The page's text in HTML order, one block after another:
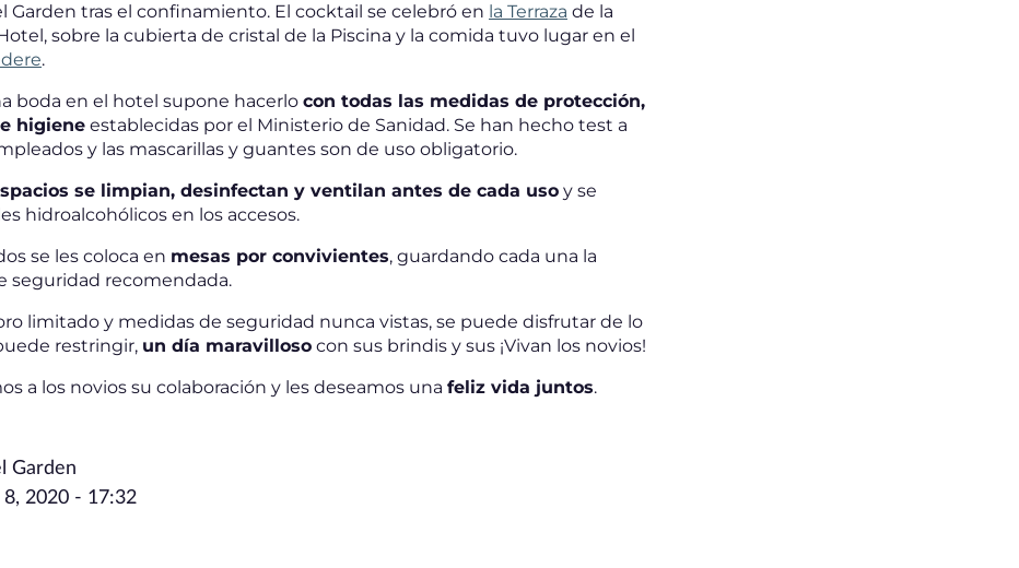
Garden tras el confinamiento. El cocktail se celebró en la Terraza de la
sobre la cubierta de cristal de la Piscina y la comida tuvo lugar en el
.
boda en el hotel supone hacerlo con todas las medidas de protección,
higiene establecidas por el Ministerio de Sanidad. Se han hecho test a
y las mascarillas y guantes son de uso obligatorio.
se limpian, desinfectan y ventilan antes de cada uso y se
hidroalcohólicos en los accesos.
se les coloca en mesas por convivientes, guardando cada una la
seguridad recomendada.
limitado y medidas de seguridad nunca vistas, se puede disfrutar de lo
restringir, un día maravilloso con sus brindis y sus ¡Vivan los novios!
a los novios su colaboración y les deseamos una feliz vida juntos.
Garden
2020 - 17:32